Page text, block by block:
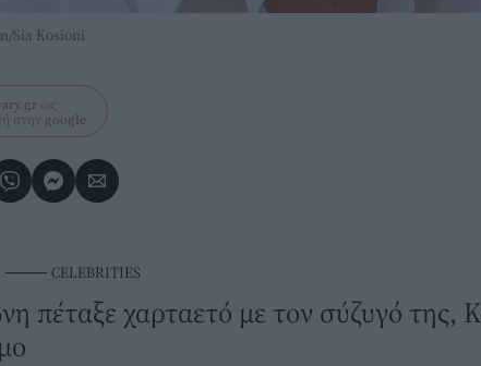
Sia Kosioni
ως
στην google
⸻ CELEBRITIES
πέταξε χαρταετό με τον σύζυγό